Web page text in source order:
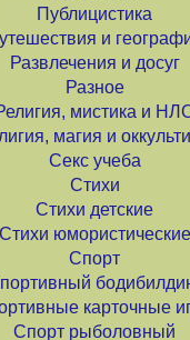
Публицистика
и
Развлечения и досуг
Разное
мистика и
магия и
Секс учеба
Стихи
Стихи детские
Стихи юмористические
Спорт
карточные
Спорт рыболовный